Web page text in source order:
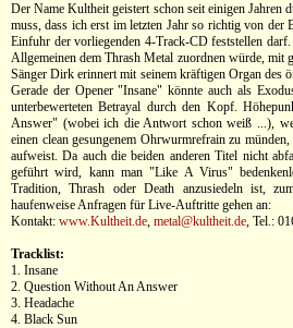
Der Name Kultheit geistert schon seit einigen Jahren
muss, dass ich erst im letzten Jahr so richtig von
Einfuhr der vorliegenden 4-Track-CD feststellen
Allgemeinen dem Thrash Metal zuordnen würde, mit
Sänger Dirk erinnert mit seinem kräftigen Organ des
Gerade der Opener "Insane" könnte auch als
unterbewerteten Betrayal durch den Kopf.
Answer" (wobei ich die Antwort schon weiß ...),
einen clean gesungenem Ohrwurmrefrain zu
aufweist. Da auch die beiden anderen Titel nicht
geführt wird, kann man "Like A Virus"
Tradition, Thrash oder Death anzusiedeln ist,
haufenweise Anfragen für Live-Auftritte gehen an:
Kontakt: www.Kultheit.de, metal@kultheit.de, Tel.:
Tracklist:
1. Insane
2. Question Without An Answer
3. Headache
4. Black Sun